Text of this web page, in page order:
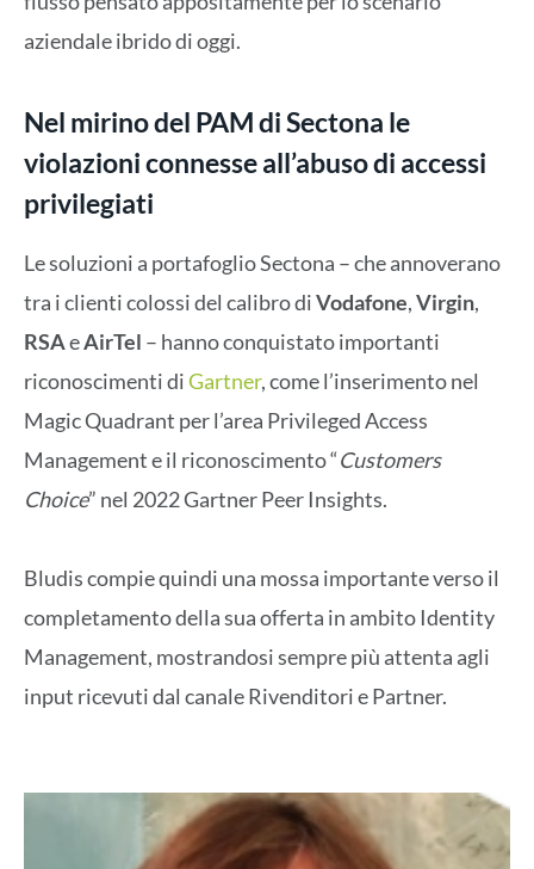
aziendale ibrido di oggi.
Nel mirino del PAM di Sectona le
violazioni connesse all’abuso di accessi
privilegiati
Le soluzioni a portafoglio Sectona – che annoverano
tra i clienti colossi del calibro diVodafone,Virgin,
RSAeAirTel – hanno conquistato importanti
riconoscimenti diGartner, come l’inserimento nel
Magic Quadrant per l’area Privileged Access
Management e il riconoscimento “Customers
Choice” nel 2022 Gartner Peer Insights.
Bludis compie quindi una mossa importante verso il
completamento della sua offerta in ambito Identity
Management, mostrandosi sempre più attenta agli
input ricevuti dal canale Rivenditori e Partner.